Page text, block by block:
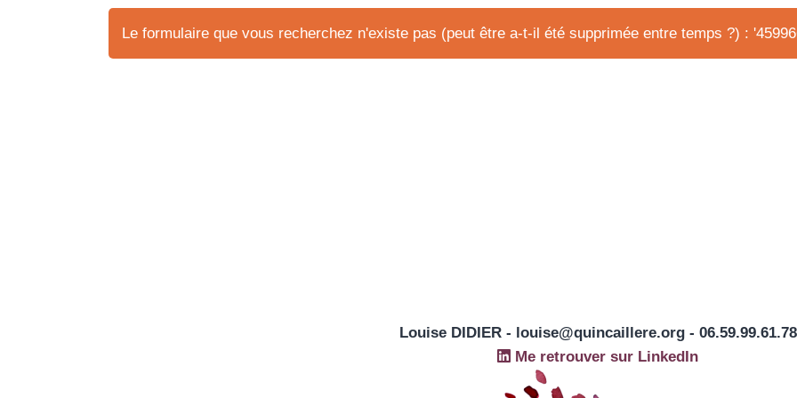
Le formulaire que vous recherchez n'existe pas (peut être a-t-il été supprimée entre temps ?) :
Louise DIDIER - louise@quincaillere.org - 06.59.99.61.78
Me retrouver sur LinkedIn